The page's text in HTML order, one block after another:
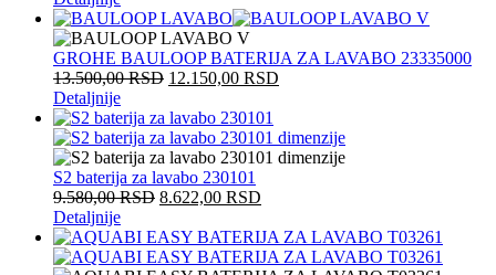
GROHE BAULOOP BATERIJA ZA LAVABO 23335000
13.500,00RSD 12.150,00 RSD
Detaljnije
S2 baterija za lavabo 230101
9.580,00RSD 8.622,00 RSD
Detaljnije